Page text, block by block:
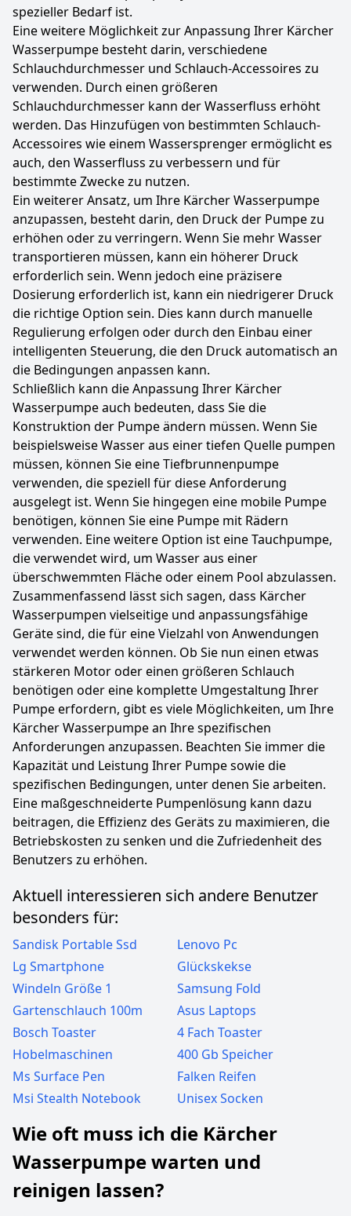
spezieller Bedarf ist.
Eine weitere Möglichkeit zur Anpassung Ihrer Kärcher
Wasserpumpe besteht darin, verschiedene
Schlauchdurchmesser und Schlauch-Accessoires zu
verwenden. Durch einen größeren
Schlauchdurchmesser kann der Wasserfluss erhöht
werden. Das Hinzufügen von bestimmten Schlauch-
Accessoires wie einem Wassersprenger ermöglicht es
auch, den Wasserfluss zu verbessern und für
bestimmte Zwecke zu nutzen.
Ein weiterer Ansatz, um Ihre Kärcher Wasserpumpe
anzupassen, besteht darin, den Druck der Pumpe zu
erhöhen oder zu verringern. Wenn Sie mehr Wasser
transportieren müssen, kann ein höherer Druck
erforderlich sein. Wenn jedoch eine präzisere
Dosierung erforderlich ist, kann ein niedrigerer Druck
die richtige Option sein. Dies kann durch manuelle
Regulierung erfolgen oder durch den Einbau einer
intelligenten Steuerung, die den Druck automatisch an
die Bedingungen anpassen kann.
Schließlich kann die Anpassung Ihrer Kärcher
Wasserpumpe auch bedeuten, dass Sie die
Konstruktion der Pumpe ändern müssen. Wenn Sie
beispielsweise Wasser aus einer tiefen Quelle pumpen
müssen, können Sie eine Tiefbrunnenpumpe
verwenden, die speziell für diese Anforderung
ausgelegt ist. Wenn Sie hingegen eine mobile Pumpe
benötigen, können Sie eine Pumpe mit Rädern
verwenden. Eine weitere Option ist eine Tauchpumpe,
die verwendet wird, um Wasser aus einer
überschwemmten Fläche oder einem Pool abzulassen.
Zusammenfassend lässt sich sagen, dass Kärcher
Wasserpumpen vielseitige und anpassungsfähige
Geräte sind, die für eine Vielzahl von Anwendungen
verwendet werden können. Ob Sie nun einen etwas
stärkeren Motor oder einen größeren Schlauch
benötigen oder eine komplette Umgestaltung Ihrer
Pumpe erfordern, gibt es viele Möglichkeiten, um Ihre
Kärcher Wasserpumpe an Ihre spezifischen
Anforderungen anzupassen. Beachten Sie immer die
Kapazität und Leistung Ihrer Pumpe sowie die
spezifischen Bedingungen, unter denen Sie arbeiten.
Eine maßgeschneiderte Pumpenlösung kann dazu
beitragen, die Effizienz des Geräts zu maximieren, die
Betriebskosten zu senken und die Zufriedenheit des
Benutzers zu erhöhen.
Aktuell interessieren sich andere Benutzer
besonders für:
Sandisk Portable Ssd
Lenovo Pc
Lg Smartphone
Glückskekse
Windeln Größe 1
Samsung Fold
Gartenschlauch 100m
Asus Laptops
Bosch Toaster
4 Fach Toaster
Hobelmaschinen
400 Gb Speicher
Ms Surface Pen
Falken Reifen
Msi Stealth Notebook
Unisex Socken
Wie oft muss ich die Kärcher
Wasserpumpe warten und
reinigen lassen?